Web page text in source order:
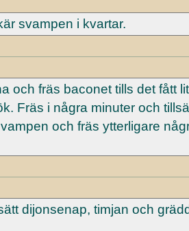
svampen i kvartar.
och fräs baconet tills det fått
Fräs i några minuter och
och fräs ytterligare
dijonsenap, timjan och